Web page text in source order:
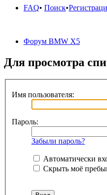
FAQ• Поиск•
Форум BMW X5
Для просмотра
Имя пользователя:
Пароль:
Забыли пароль?
Автоматически
Скрыть моё